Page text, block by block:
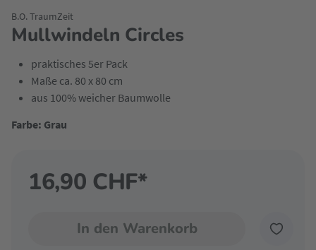
Mullwindeln Circles
B.O. TraumZeit
praktisches 5er Pack
Maße ca. 80 x 80 cm
aus 100% weicher Baumwolle
Farbe: Grau
16,90 CHF*
In den Warenkorb